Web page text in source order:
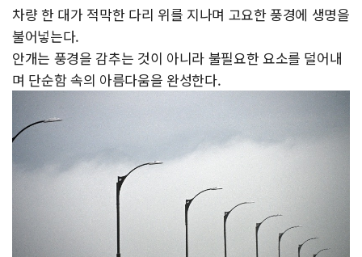
차량 한 대가 적막한 다리 위를 지나며 고요한 풍경에 생명을
불어넣는다.
안개는 풍경을 감추는 것이 아니라 불필요한 요소를 덜어내
며 단순함 속의 아름다움을 완성한다.